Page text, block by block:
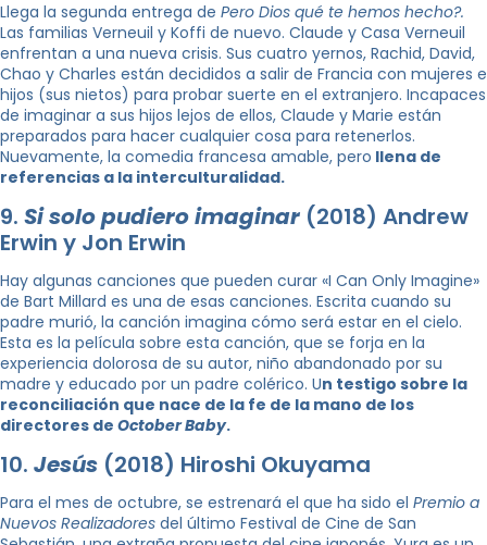
Llega la segunda entrega de Pero Dios qué te hemos hecho?.
Las familias Verneuil y Koffi de nuevo. Claude y Casa Verneuil
enfrentan a una nueva crisis. Sus cuatro yernos, Rachid, David,
Chao y Charles están decididos a salir de Francia con mujeres e
hijos (sus nietos) para probar suerte en el extranjero. Incapaces
de imaginar a sus hijos lejos de ellos, Claude y Marie están
preparados para hacer cualquier cosa para retenerlos.
Nuevamente, la comedia francesa amable, pero llena de
referencias a la interculturalidad.
9. Si solo pudiero imaginar (2018) Andrew
Erwin y Jon Erwin
Hay algunas canciones que pueden curar «I Can Only Imagine»
de Bart Millard es una de esas canciones. Escrita cuando su
padre murió, la canción imagina cómo será estar en el cielo.
Esta es la película sobre esta canción, que se forja en la
experiencia dolorosa de su autor, niño abandonado por su
madre y educado por un padre colérico. Un testigo sobre la
reconciliación que nace de la fe de la mano de los
directores de October Baby.
10. Jesús (2018) Hiroshi Okuyama
Para el mes de octubre, se estrenará el que ha sido el Premio a
Nuevos Realizadores del último Festival de Cine de San